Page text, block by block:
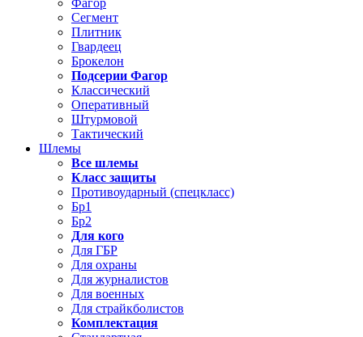
Фагор
Сегмент
Плитник
Гвардеец
Брокелон
Подсерии Фагор
Классический
Оперативный
Штурмовой
Тактический
Шлемы
Все шлемы
Класс защиты
Противоударный (спецкласс)
Бр1
Бр2
Для кого
Для ГБР
Для охраны
Для журналистов
Для военных
Для страйкболистов
Комплектация